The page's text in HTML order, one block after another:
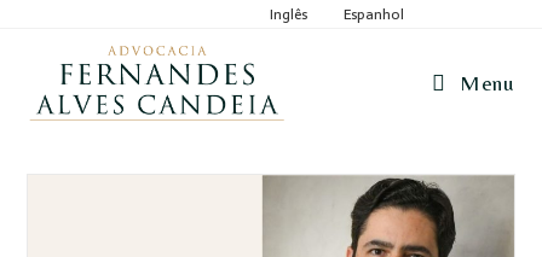
Inglês Espanhol
Menu